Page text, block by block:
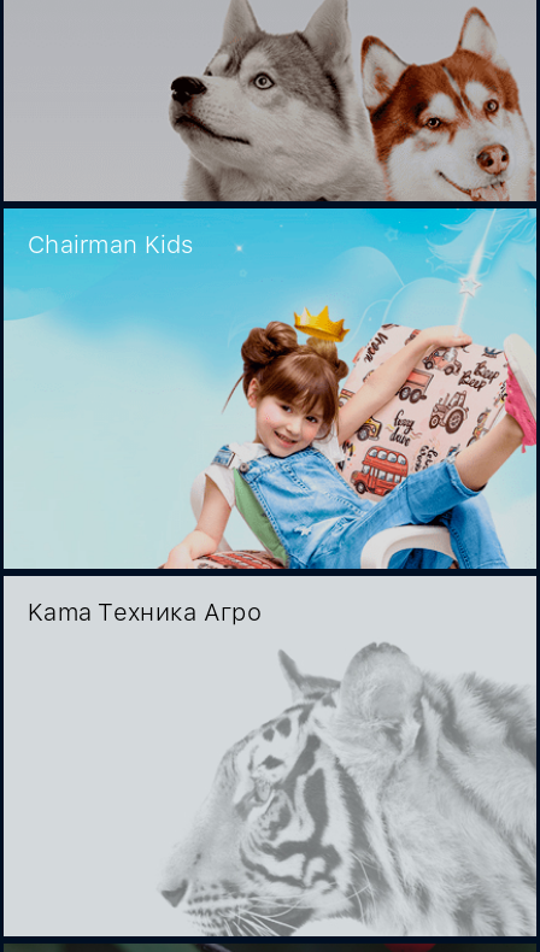
Chairman Kids
Kama Техника Агро